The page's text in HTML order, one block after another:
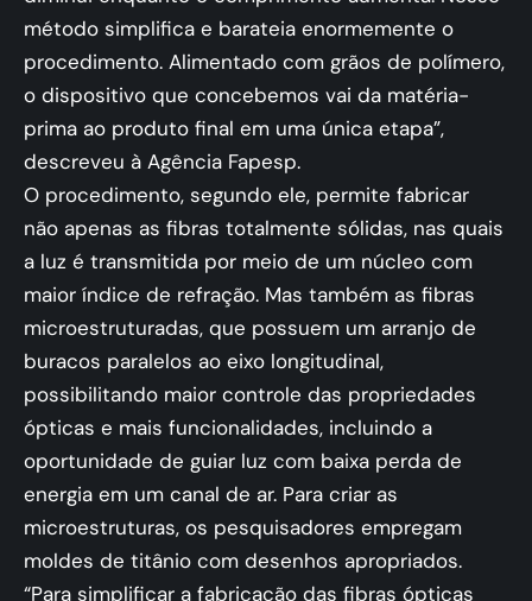
método simplifica e barateia enormemente o
procedimento. Alimentado com grãos de polímero,
o dispositivo que concebemos vai da matéria-
prima ao produto final em uma única etapa”,
descreveu à Agência Fapesp.
O procedimento, segundo ele, permite fabricar
não apenas as fibras totalmente sólidas, nas quais
a luz é transmitida por meio de um núcleo com
maior índice de refração. Mas também as fibras
microestruturadas, que possuem um arranjo de
buracos paralelos ao eixo longitudinal,
possibilitando maior controle das propriedades
ópticas e mais funcionalidades, incluindo a
oportunidade de guiar luz com baixa perda de
energia em um canal de ar. Para criar as
microestruturas, os pesquisadores empregam
moldes de titânio com desenhos apropriados.
“Para simplificar a fabricação das fibras ópticas